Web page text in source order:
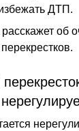
ДТП.
расскажет об